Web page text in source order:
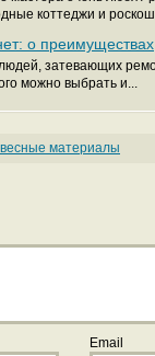
коттеджи и
о преимуществах
затевающих
можно выбрать и...
материалы
Email